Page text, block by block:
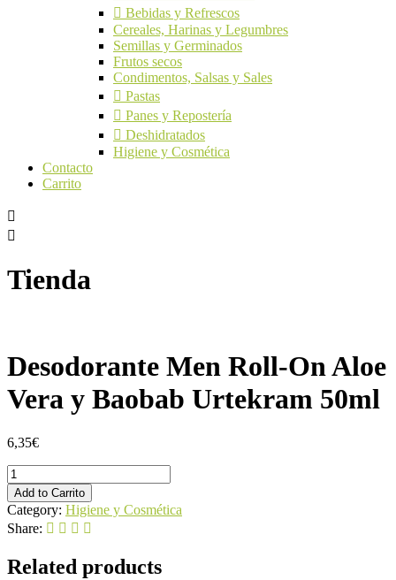
Bebidas y Refrescos
Cereales, Harinas y Legumbres
Semillas y Germinados
Frutos secos
Condimentos, Salsas y Sales
Pastas
Panes y Repostería
Deshidratados
Higiene y Cosmética
Contacto
Carrito
Tienda
Desodorante Men Roll-On Aloe
Vera y Baobab Urtekram 50ml
6,35€
Desodorante
Men
Roll-
On
Aloe
y
Add to Carrito
Category: Higiene y Cosmética
Share:
Related products